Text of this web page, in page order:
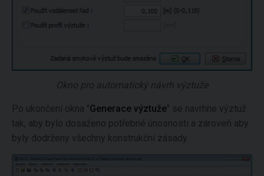
Okno pro automatický návrh výztuže
Po ukončení okna "Generace výztuže" se navrhne výztuž
tak, aby bylo dosaženo potřebné únosnosti a zároveň aby
byly dodrženy všechny konstrukční zásady.